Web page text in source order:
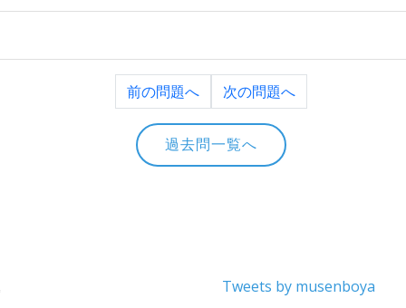
前の問題へ 次の問題へ
過去問一覧へ
Tweets by musenboya